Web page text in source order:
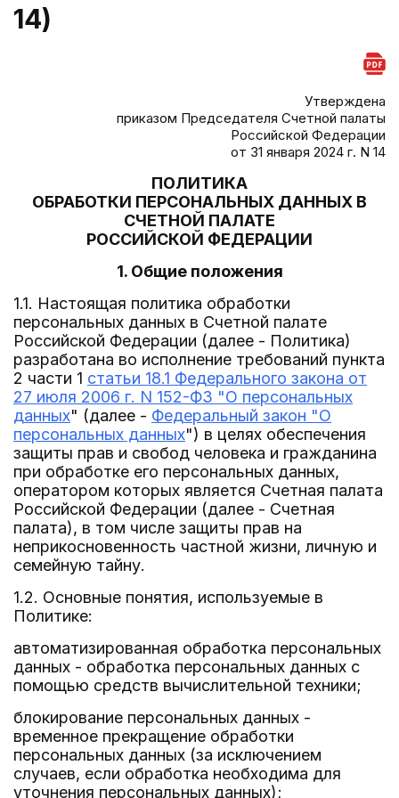
14)
Утверждена
приказом Председателя Счетной палаты
Российской Федерации
от 31 января 2024 г. N 14
ПОЛИТИКА
ОБРАБОТКИ ПЕРСОНАЛЬНЫХ ДАННЫХ В
СЧЕТНОЙ ПАЛАТЕ
РОССИЙСКОЙ ФЕДЕРАЦИИ
1. Общие положения
1.1. Настоящая политика обработки
персональных данных в Счетной палате
Российской Федерации (далее - Политика)
разработана во исполнение требований пункта
2 части 1 статьи 18.1 Федерального закона от
27 июля 2006 г. N 152-ФЗ "О персональных
данных" (далее - Федеральный закон "О
персональных данных") в целях обеспечения
защиты прав и свобод человека и гражданина
при обработке его персональных данных,
оператором которых является Счетная палата
Российской Федерации (далее - Счетная
палата), в том числе защиты прав на
неприкосновенность частной жизни, личную и
семейную тайну.
1.2. Основные понятия, используемые в
Политике:
автоматизированная обработка персональных
данных - обработка персональных данных с
помощью средств вычислительной техники;
блокирование персональных данных -
временное прекращение обработки
персональных данных (за исключением
случаев, если обработка необходима для
уточнения персональных данных);